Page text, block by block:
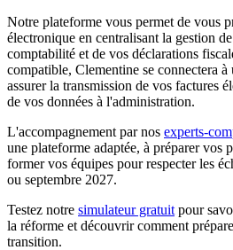
Notre plateforme vous permet de vous
électronique en centralisant la gestion
comptabilité et de vos déclarations
compatible, Clementine se connectera
assurer la transmission de vos factures
de vos données à l'administration.
L'accompagnement par nos experts-
une plateforme adaptée, à préparer vos
former vos équipes pour respecter les
ou septembre 2027.
Testez notre simulateur gratuit pour
la réforme et découvrir comment
transition.